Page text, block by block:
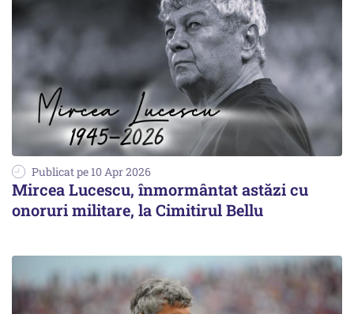
Publicat pe 10 Apr 2026
Mircea Lucescu, înmormântat astăzi cu
onoruri militare, la Cimitirul Bellu